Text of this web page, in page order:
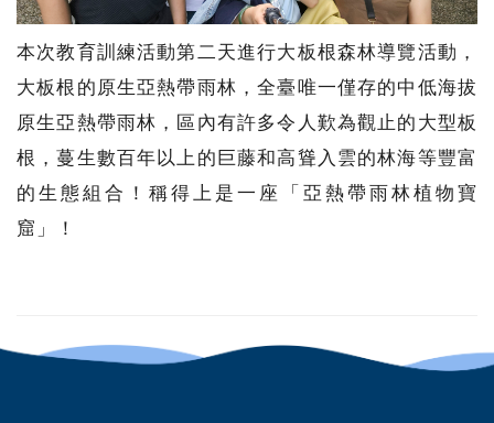
本次教育訓練活動第二天進行大板根森林導覽活動，
大板根的原生亞熱帶雨林，全臺唯一僅存的中低海拔
原生亞熱帶雨林，區內有許多令人歎為觀止的大型板
根，蔓生數百年以上的巨藤和高聳入雲的林海等豐富
的生態組合！稱得上是一座「亞熱帶雨林植物寶
窟」！